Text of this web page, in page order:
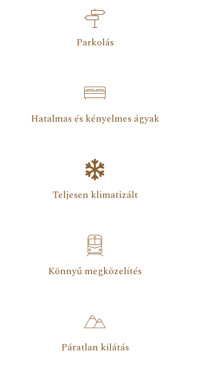
Parkolás
Hatalmas és kényelmes ágyak
Teljesen klimatizált
Könnyű megközelítés
Páratlan kilátás